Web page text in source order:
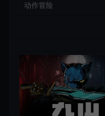
动作冒险